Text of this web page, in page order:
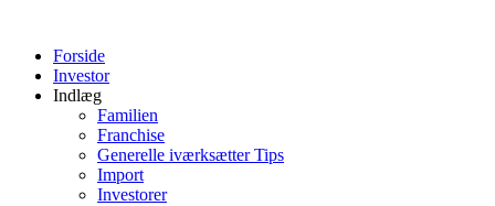
indholdForside
Investor
Indlæg
Familien
Franchise
Generelle iværksætter Tips
Import
Investorer